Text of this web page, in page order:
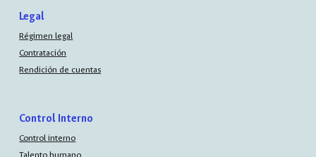
Legal
Régimen legal
Contratación
Rendición de cuentas
Control Interno
Control interno